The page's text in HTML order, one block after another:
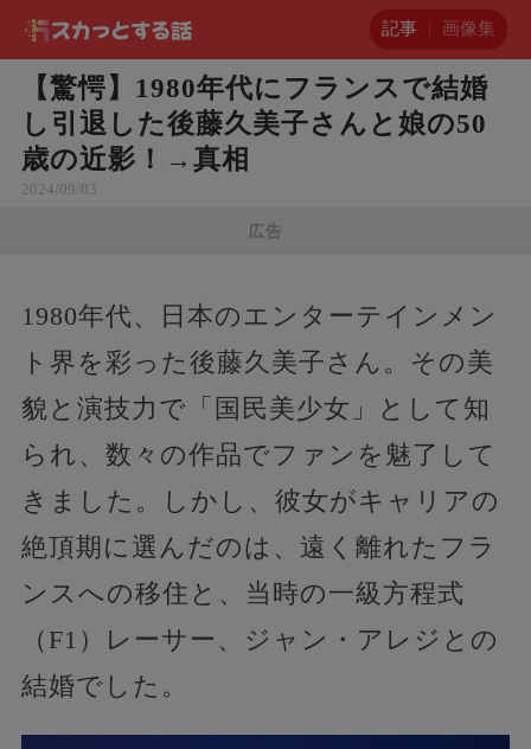
記事 画像集
【驚愕】1980年代にフランスで結婚
し引退した後藤久美子さんと娘の50
歳の近影！→真相
2024/09/03
広告
1980年代、日本のエンターテインメン
ト界を彩った後藤久美子さん。その美
貌と演技力で「国民美少女」として知
られ、数々の作品でファンを魅了して
きました。しかし、彼女がキャリアの
絶頂期に選んだのは、遠く離れたフラ
ンスへの移住と、当時の一級方程式
（F1）レーサー、ジャン・アレジとの
結婚でした。